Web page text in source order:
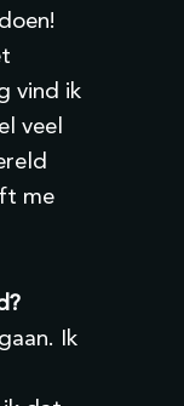
vind ik
veel
me
Ik